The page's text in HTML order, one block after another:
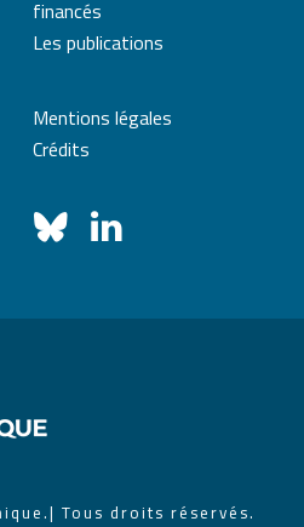
financés
Les publications
Mentions légales
Crédits
| Tous droits réservés.